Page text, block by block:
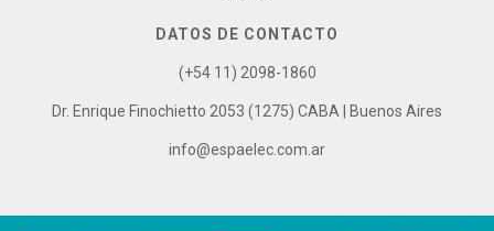
DATOS DE CONTACTO
(+54 11) 2098-1860
Dr. Enrique Finochietto 2053 (1275) CABA | Buenos Aires
info@espaelec.com.ar